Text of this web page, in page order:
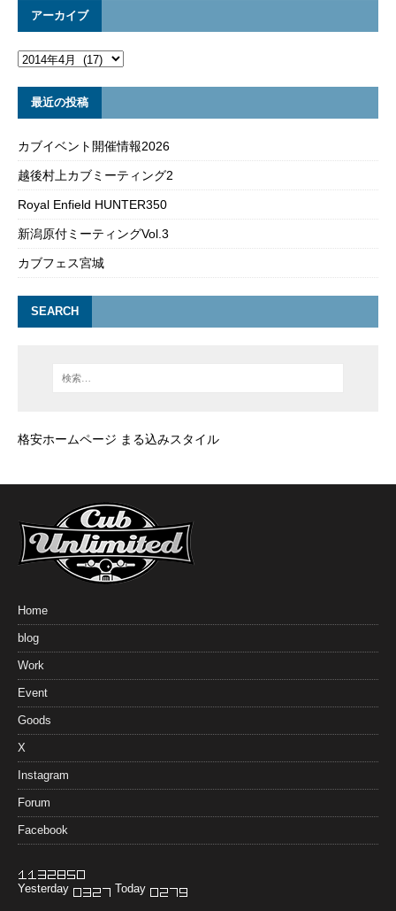
アーカイブ
最近の投稿
カブイベント開催情報2026
越後村上カブミーティング2
Royal Enfield HUNTER350
新潟原付ミーティングVol.3
カブフェス宮城
SEARCH
格安ホームページ まる込みスタイル
Home
blog
Work
Event
Goods
X
Instagram
Forum
Facebook
Yesterday Today